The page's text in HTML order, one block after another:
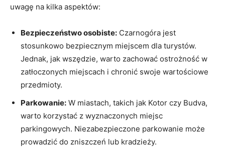
uwagę na ‍kilka aspektów:
Bezpieczeństwo osobiste: Czarnogóra ⁣jest
stosunkowo bezpiecznym miejscem dla turystów.
Jednak, jak wszędzie, warto zachować ostrożność ⁢w
zatłoczonych miejscach i chronić swoje wartościowe
przedmioty.
Parkowanie: W miastach, takich jak Kotor czy ‌Budva,
warto korzystać z wyznaczonych miejsc⁤
parkingowych. Niezabezpieczone​ parkowanie może
prowadzić do zniszczeń lub kradzieży.